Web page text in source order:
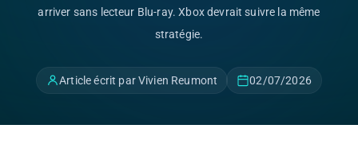
arriver sans lecteur Blu-ray. Xbox devrait suivre la même
stratégie.
Article écrit par Vivien Reumont 02/07/2026